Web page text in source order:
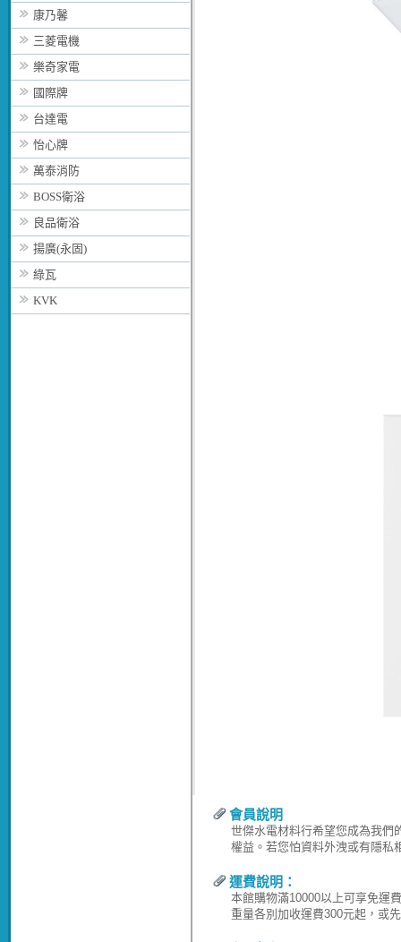
康乃馨
三菱電機
樂奇家電
國際牌
台達電
怡心牌
萬泰消防
BOSS衛浴
良品衛浴
揚廣(永固)
綠瓦
KVK
會員說明
世傑水電材料行希望您成為我們
權益。若您怕資料外洩或有隱私
運費說明：
本館購物滿10000以上可享免運
重量各別加收運費300元起，或